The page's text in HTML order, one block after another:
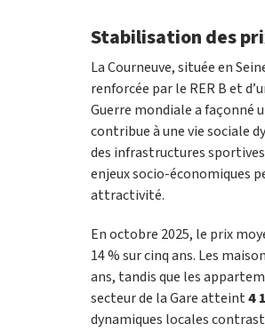
Stabilisation des
La Courneuve, située en
renforcée par le RER B et
Guerre mondiale a façonné
contribue à une vie sociale
des infrastructures
enjeux socio-économiques
attractivité.
En octobre 2025, le prix
14 % sur cinq ans. Les
ans, tandis que les
secteur de la Gare atteint4
dynamiques locales